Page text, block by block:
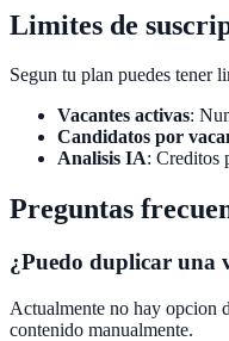
Limites de
Segun tu plan puedes tener
Vacantes activas:
Candidatos por
Analisis IA: Creditos
Preguntas
¿Puedo duplicar una
Actualmente no hay opcion
contenido manualmente.